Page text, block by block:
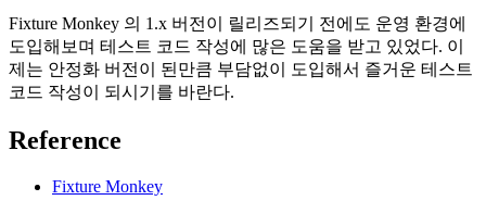
Fixture Monkey 의 1.x 버전이 릴리즈되기 전에도 운영 환경에
도입해보며 테스트 코드 작성에 많은 도움을 받고 있었다. 이
제는 안정화 버전이 된만큼 부담없이 도입해서 즐거운 테스트
코드 작성이 되시기를 바란다.
Reference
Fixture Monkey